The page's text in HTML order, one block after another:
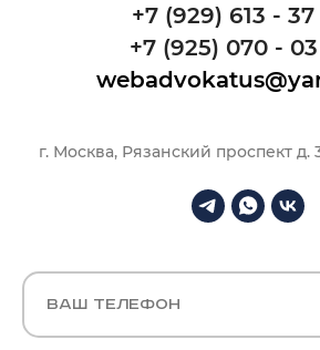
+7 (929) 613 -
+7 (925) 070 -
г. Москва, Рязанский проспект д.